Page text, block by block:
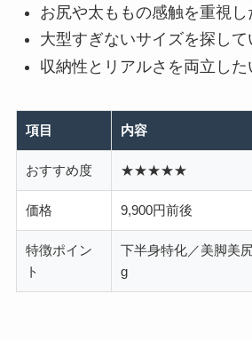
お尻や太ももの感触を重視し
大型すぎないサイズを探して
収納性とリアルさを両立した
項目 内容
おすすめ度 ★★★★★
価格 9,900円前後
特徴ポイン
ト
下半身特化／美脚美
g